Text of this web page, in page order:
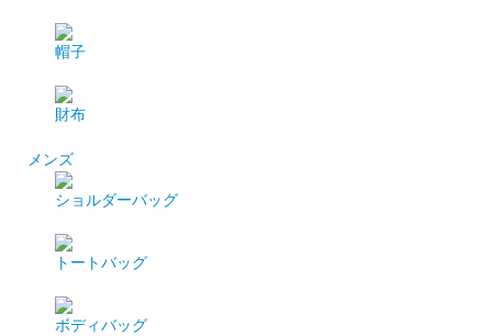
帽子
財布
メンズ
ショルダーバッグ
トートバッグ
ボディバッグ